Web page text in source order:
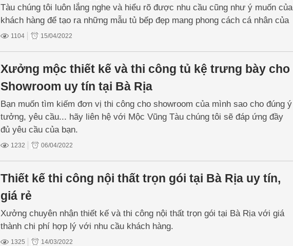
Tàu chúng tôi luôn lắng nghe và hiểu rõ được nhu cầu cũng như ý muốn của
khách hàng để tạo ra những mẫu tủ bếp đẹp mang phong cách cá nhân của
gia chủ.
1104 15/04/2022
Xưởng mộc thiết kế và thi công tủ kệ trưng bày cho
Showroom uy tín tại Bà Rịa
Bạn muốn tìm kiếm đơn vị thi công cho showroom của mình sao cho đúng ý
tưởng, yêu cầu... hãy liên hệ với Mộc Vũng Tàu chúng tôi sẽ đáp ứng đầy
đủ yêu cầu của bạn.
1232 06/04/2022
Thiết kế thi công nội thất trọn gói tại Bà Rịa uy tín,
giá rẻ
Xưởng chuyên nhận thiết kế và thi công nội thất trọn gói tại Bà Rịa với giá
thành chi phí hợp lý với nhu cầu khách hàng.
1325 14/03/2022